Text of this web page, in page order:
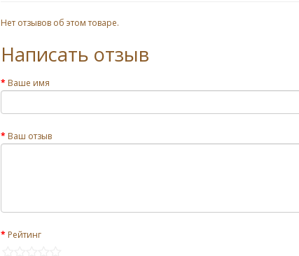
Нет отзывов об этом товаре.
Написать отзыв
Ваше имя
Ваш отзыв
Рейтинг